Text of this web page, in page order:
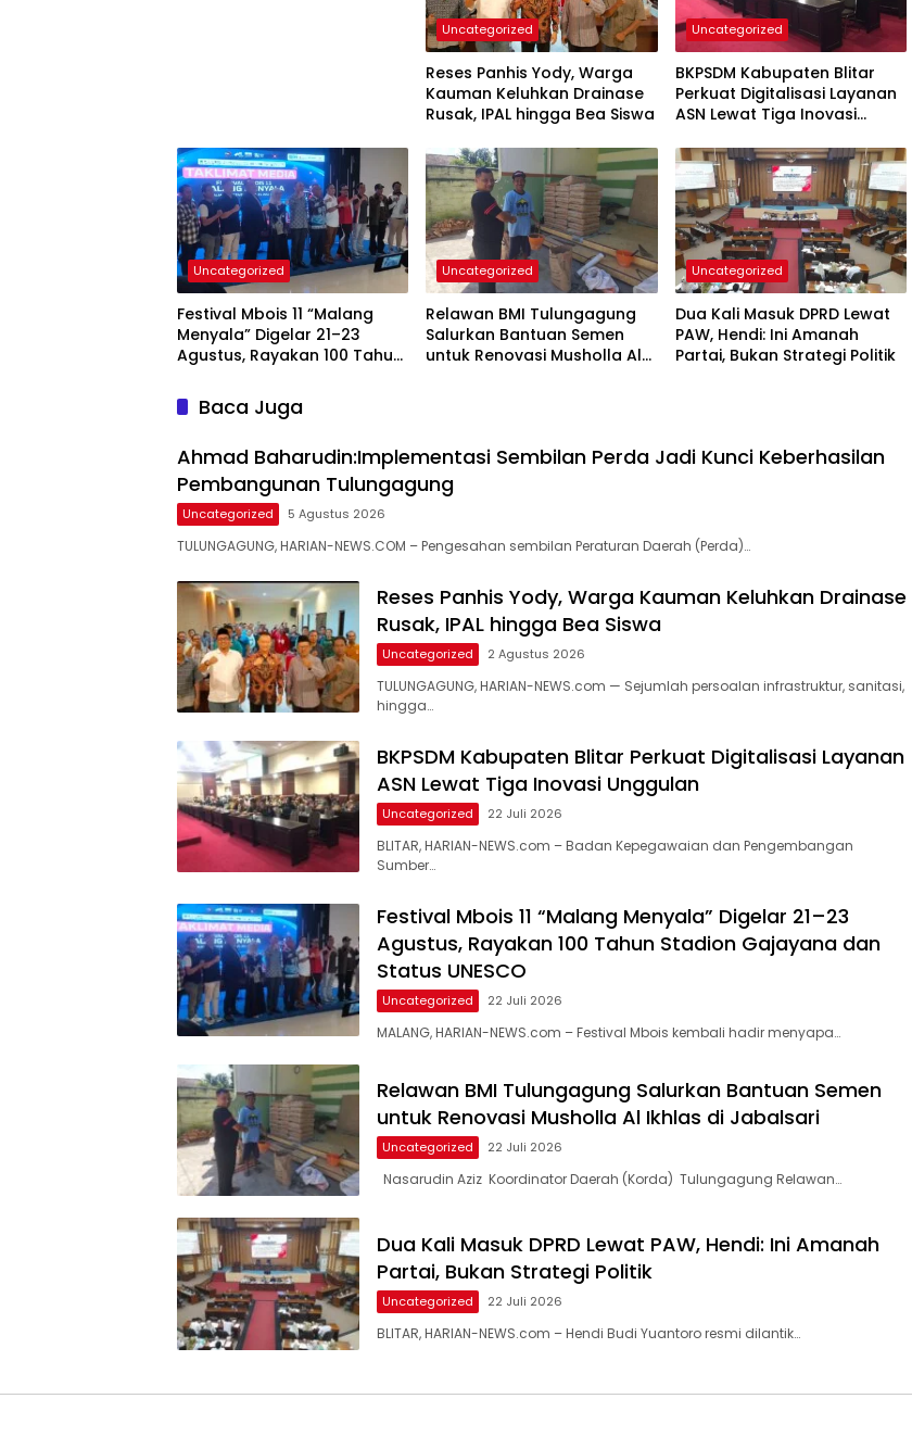
Uncategorized
Reses Panhis Yody, Warga
Kauman Keluhkan Drainase
Rusak, IPAL hingga Bea Siswa
Uncategorized
BKPSDM Kabupaten Blitar
Perkuat Digitalisasi Layanan
ASN Lewat Tiga Inovasi
Uncategorized
Festival Mbois 11 “Malang
Menyala” Digelar 21–23
Agustus, Rayakan 100 Tahun
Status UNESCO
Uncategorized
Relawan BMI Tulungagung
Salurkan Bantuan Semen
untuk Renovasi Musholla Al
Uncategorized
Dua Kali Masuk DPRD Lewat
PAW, Hendi: Ini Amanah
Partai, Bukan Strategi Politik
Baca Juga
Ahmad Baharudin:Implementasi Sembilan Perda Jadi Kunci Keberhasilan
Pembangunan Tulungagung
Uncategorized 5 Agustus 2026
TULUNGAGUNG, HARIAN-NEWS.COM – Pengesahan sembilan Peraturan Daerah (Perda)…
Reses Panhis Yody, Warga Kauman Keluhkan Drainase
Rusak, IPAL hingga Bea Siswa
Uncategorized 2 Agustus 2026
TULUNGAGUNG, HARIAN-NEWS.com — Sejumlah persoalan infrastruktur, sanitasi,
hingga…
BKPSDM Kabupaten Blitar Perkuat Digitalisasi Layanan
ASN Lewat Tiga Inovasi Unggulan
Uncategorized 22 Juli 2026
BLITAR, HARIAN-NEWS.com – Badan Kepegawaian dan Pengembangan
Sumber…
Festival Mbois 11 “Malang Menyala” Digelar 21–23
Agustus, Rayakan 100 Tahun Stadion Gajayana dan
Status UNESCO
Uncategorized 22 Juli 2026
MALANG, HARIAN-NEWS.com – Festival Mbois kembali hadir menyapa…
Relawan BMI Tulungagung Salurkan Bantuan Semen
untuk Renovasi Musholla Al Ikhlas di Jabalsari
Uncategorized 22 Juli 2026
Nasarudin Aziz Koordinator Daerah (Korda) Tulungagung Relawan…
Dua Kali Masuk DPRD Lewat PAW, Hendi: Ini Amanah
Partai, Bukan Strategi Politik
Uncategorized 22 Juli 2026
BLITAR, HARIAN-NEWS.com – Hendi Budi Yuantoro resmi dilantik…